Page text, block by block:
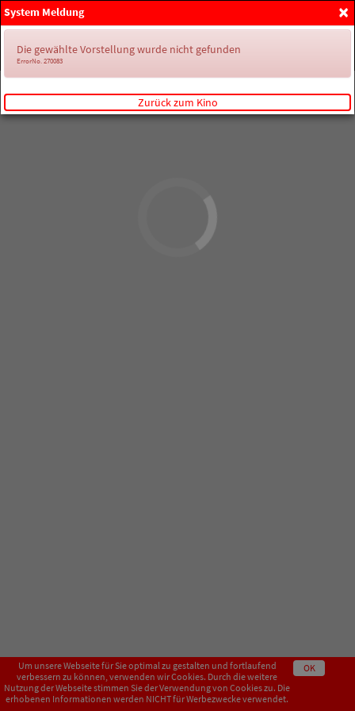
Anmelden
Um unsere Webseite für Sie optimal zu gestalten und fortlaufend
verbessern zu können, verwenden wir Cookies. Durch die weitere
Nutzung der Webseite stimmen Sie der Verwendung von Cookies zu. Die
erhobenen Informationen werden NICHT für Werbezwecke verwendet.
OK
×
System Meldung
Die gewählte Vorstellung wurde nicht gefunden
ErrorNo. 270083
Zurück zum Kino